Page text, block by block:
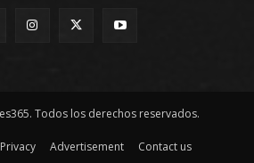
Todos los derechos reservados.
Privacy Advertisement Contact us